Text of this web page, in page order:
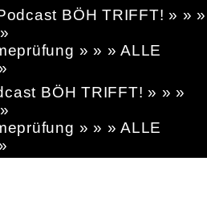
BÖH TRIFFT! » » »
» » » ALLE
BÖH TRIFFT! » » »
» » » ALLE